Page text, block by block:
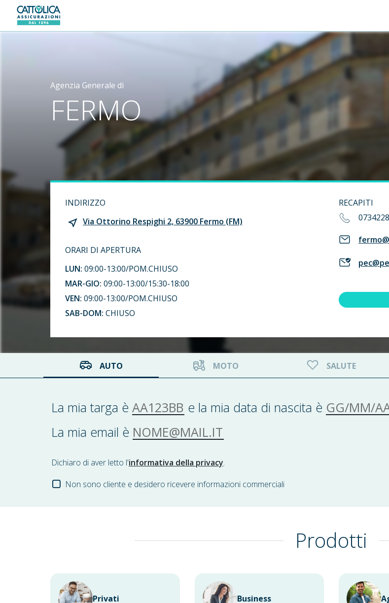
Generali logo
Agenzia Generale di
FERMO
INDIRIZZO
Via Ottorino Respighi 2, 63900 Fermo (FM)
ORARI DI APERTURA
LUN: 09:00-13:00/POM.CHIUSO
MAR-GIO: 09:00-13:00/15:30-18:00
VEN: 09:00-13:00/POM.CHIUSO
SAB-DOM: CHIUSO
RECAPITI
AUTO MOTO SALUTE
La mia targa èAA123BB e la mia data di nascita èGG/MM/AAAA
La mia email èNOME@MAIL.IT
Dichiaro di aver letto l'informativa della privacy.
Non sono cliente e desidero ricevere informazioni commerciali
Prodotti
Privati Business